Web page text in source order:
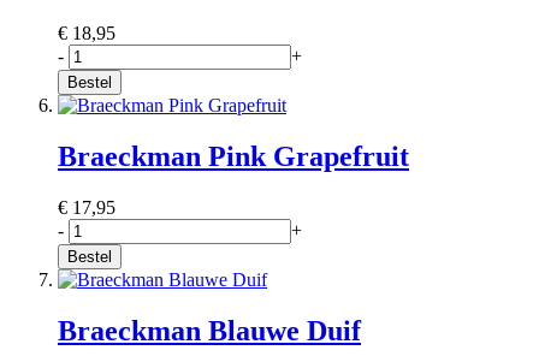
€ 18,95
-
+
Bestel
Braeckman Pink Grapefruit
€ 17,95
-
+
Bestel
Braeckman Blauwe Duif